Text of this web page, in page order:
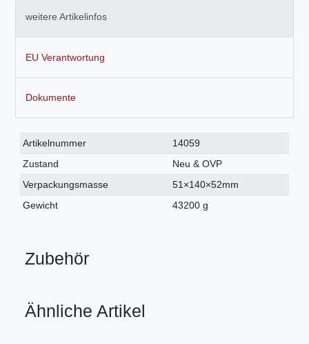
weitere Artikelinfos
EU Verantwortung
Dokumente
Technisches
Merkmal
Wert
Artikelnummer
14059
Zustand
Neu & OVP
Verpackungsmasse
51×140×52mm
Gewicht
43200 g
Zubehör
Ähnliche Artikel